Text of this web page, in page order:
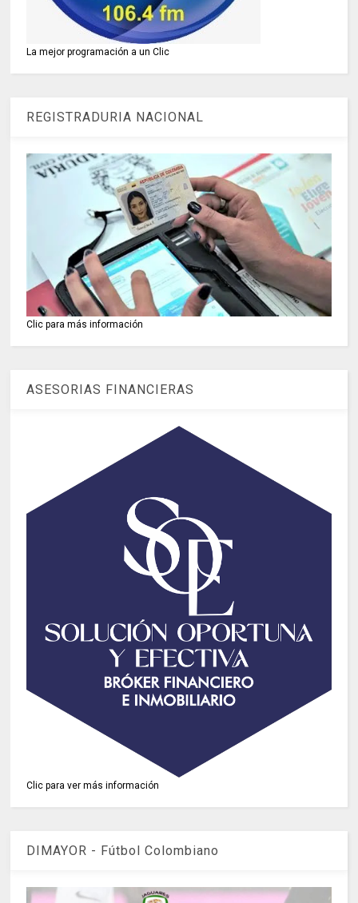
La mejor programación a un Clic
REGISTRADURIA NACIONAL
Clic para más información
ASESORIAS FINANCIERAS
Clic para ver más información
DIMAYOR - Fútbol Colombiano